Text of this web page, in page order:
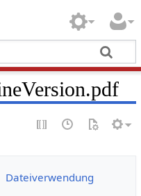
Dateiverwendung